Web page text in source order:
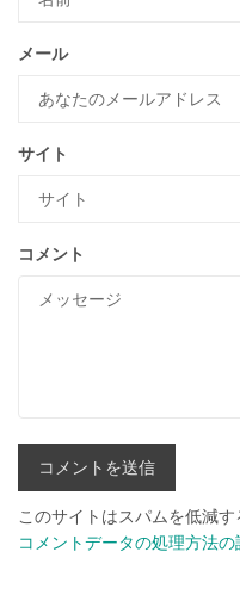
メール
サイト
コメント
このサイトはスパムを低減
コメントデータの処理方法